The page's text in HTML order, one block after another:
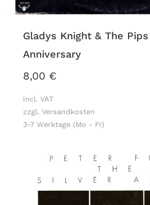
Gladys Knight & The
Anniversary
8,00 €
incl. VAT
zzgl. Versandkosten
3-7 Werktage (Mo - Fr)